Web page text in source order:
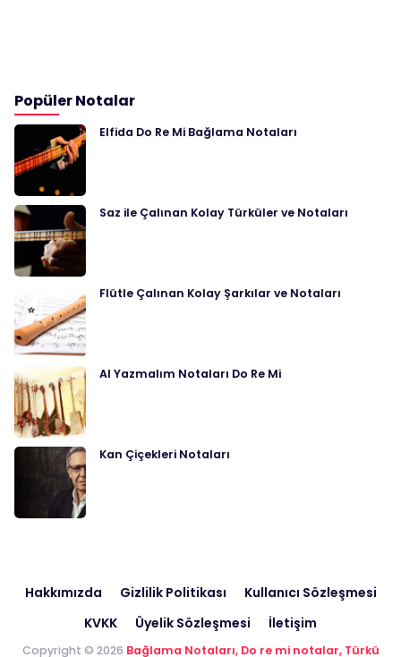
Popüler Notalar
Elfida Do Re Mi Bağlama Notaları
Saz ile Çalınan Kolay Türküler ve Notaları
Flütle Çalınan Kolay Şarkılar ve Notaları
Al Yazmalım Notaları Do Re Mi
Kan Çiçekleri Notaları
Hakkımızda Gizlilik Politikası
Kullanıcı Sözleşmesi
KVKK
Üyelik Sözleşmesi İletişim
Copyright © 2026 Bağlama Notaları, Do re mi notalar, Türkü